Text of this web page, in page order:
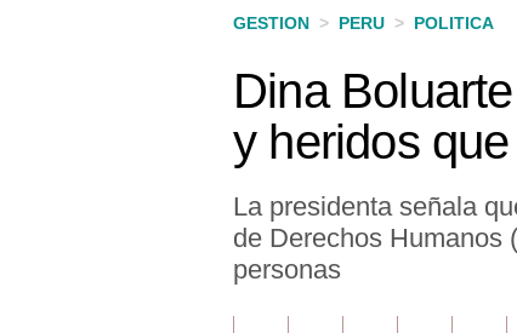
GESTION > PERU > POLITICA
Dina
y heridos
La presidenta señala
de Derechos Humanos
personas